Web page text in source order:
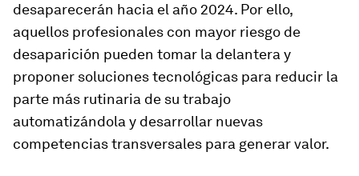
desaparecerán hacia el año 2024. Por ello,
aquellos profesionales con mayor riesgo de
desaparición pueden tomar la delantera y
proponer soluciones tecnológicas para reducir la
parte más rutinaria de su trabajo
automatizándola y desarrollar nuevas
competencias transversales para generar valor.